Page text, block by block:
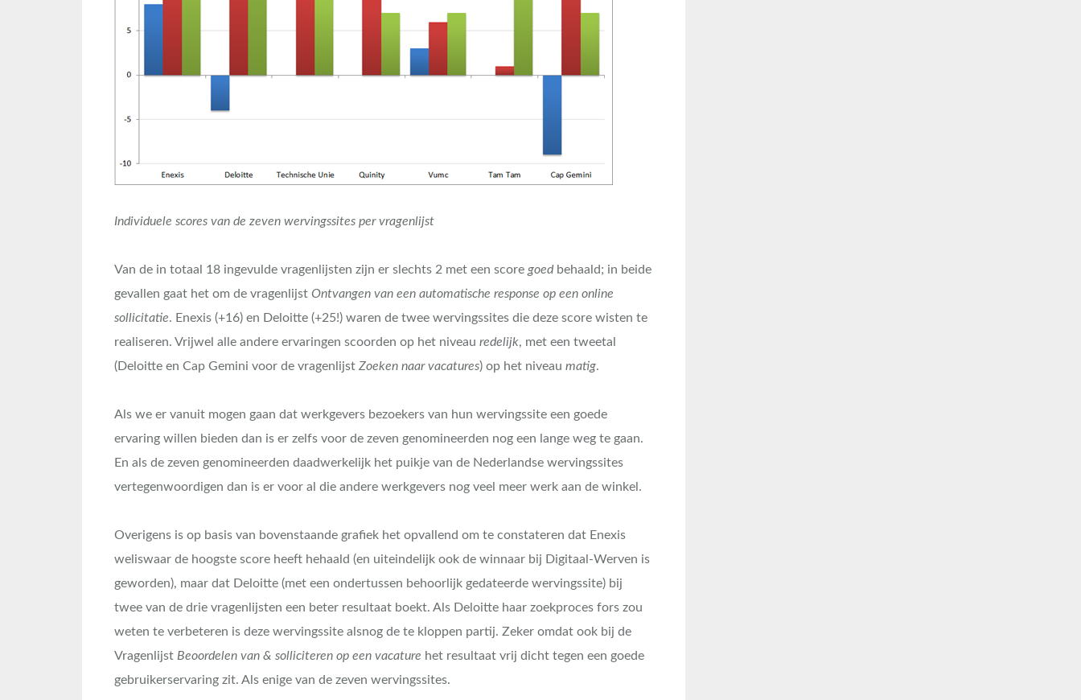
Individuele scores van de zeven wervingssites per vragenlijst
Van de in totaal 18 ingevulde vragenlijsten zijn er slechts 2 met een score goedbehaald; in beide
gevallen gaat het om de vragenlijst Ontvangen van een automatische response op een online
sollicitatie. Enexis (+16) en Deloitte (+25!) waren de twee wervingssites die deze score wisten te
realiseren. Vrijwel alle andere ervaringen scoorden op het niveau redelijk, met een tweetal
(Deloitte en Cap Gemini voor de vragenlijst Zoeken naar vacatures) op het niveau matig.
Als we er vanuit mogen gaan dat werkgevers bezoekers van hun wervingssite een goede
ervaring willen bieden dan is er zelfs voor de zeven genomineerden nog een lange weg te gaan.
En als de zeven genomineerden daadwerkelijk het puikje van de Nederlandse wervingssites
vertegenwoordigen dan is er voor al die andere werkgevers nog veel meer werk aan de winkel.
Overigens is op basis van bovenstaande grafiek het opvallend om te constateren dat Enexis
weliswaar de hoogste score heeft hehaald (en uiteindelijk ook de winnaar bij Digitaal-Werven is
geworden), maar dat Deloitte (met een ondertussen behoorlijk gedateerde wervingssite) bij
twee van de drie vragenlijsten een beter resultaat boekt. Als Deloitte haar zoekproces fors zou
weten te verbeteren is deze wervingssite alsnog de te kloppen partij. Zeker omdat ook bij de
Vragenlijst Beoordelen van & solliciteren op een vacature het resultaat vrij dicht tegen een goede
gebruikerservaring zit. Als enige van de zeven wervingssites.